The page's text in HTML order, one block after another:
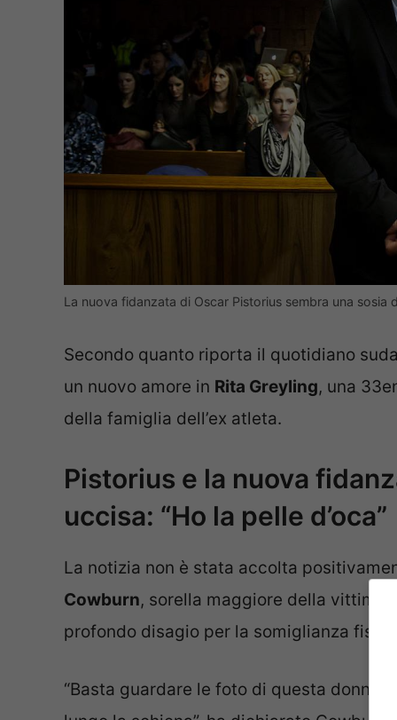
La nuova fidanzata di Oscar Pistorius sembra una sosia
Secondo quanto riporta il quotidiano
un nuovo amore in Rita Greyling, una
della famiglia dell’ex atleta.
Pistorius e la nuova
uccisa: “Ho la pelle d’oca”
La notizia non è stata accolta
Cowburn, sorella maggiore della vittima
profondo disagio per la somiglianza
“Basta guardare le foto di questa donna